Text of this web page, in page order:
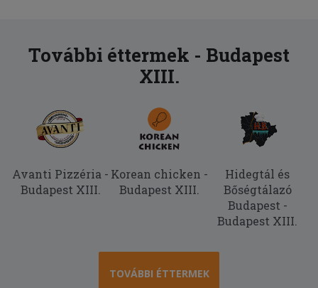
További éttermek - Budapest
XIII.
Avanti Pizzéria -
Budapest XIII.
Korean chicken -
Budapest XIII.
Hidegtál és
Bőségtálazó
Budapest -
Budapest XIII.
TOVÁBBI ÉTTERMEK